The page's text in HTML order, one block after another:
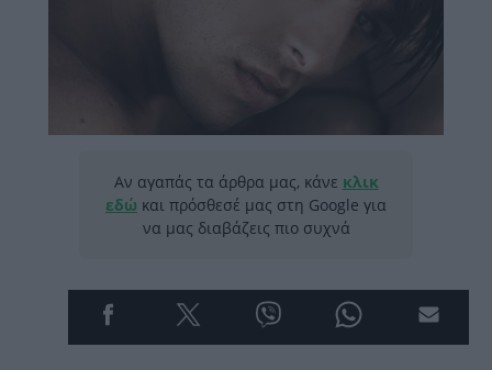
Αν αγαπάς τα άρθρα μας, κάνε κλικ
εδώ και πρόσθεσέ μας στη Google για
να μας διαβάζεις πιο συχνά